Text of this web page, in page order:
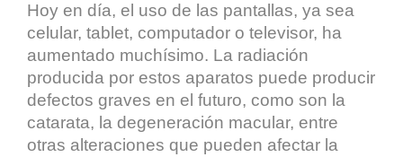
Hoy en día, el uso de las pantallas, ya sea
celular, tablet, computador o televisor, ha
aumentado muchísimo. La radiación
producida por estos aparatos puede producir
defectos graves en el futuro, como son la
catarata, la degeneración macular, entre
otras alteraciones que pueden afectar la